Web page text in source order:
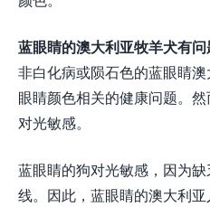
蓝眼睛的澳大利亚牧羊犬有问
非白化病或陨石色的蓝眼睛
眼睛颜色相关的健康问题。
对光敏感。
蓝眼睛的狗对光敏感，因为
线。因此，蓝眼睛的澳大利